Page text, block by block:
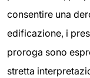
consentire una
edificazione, i
proroga sono
stretta